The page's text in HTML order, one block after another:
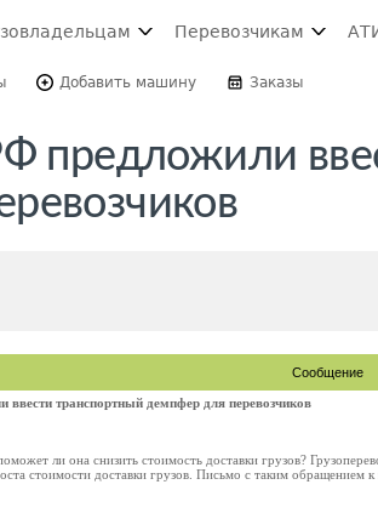
Перевозчикам
Добавить машину Заказы
предложили
Сообщение
ввести транспортный демпфер для перевозчиков
ли она снизить стоимость доставки грузов?
стоимости доставки грузов. Письмо с таким обращением